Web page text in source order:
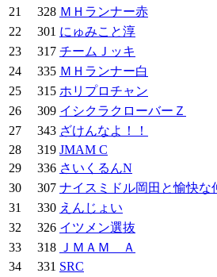
21
328 ＭＨランナー赤
22
301 にゅみこと淳
23
317 チームＪッキ
24
335 ＭＨランナー白
25
315 ホリプロチャン
26
309 イシクラクローバーＺ
27
343 ざけんなよ！！
28
319 JMAM C
29
336 さいくるんN
30
307 ナイスミドル岡田と愉快な
31
330 えんじょい
32
326 イツメン選抜
33
318 ＪＭＡＭ Ａ
34
331 SRC